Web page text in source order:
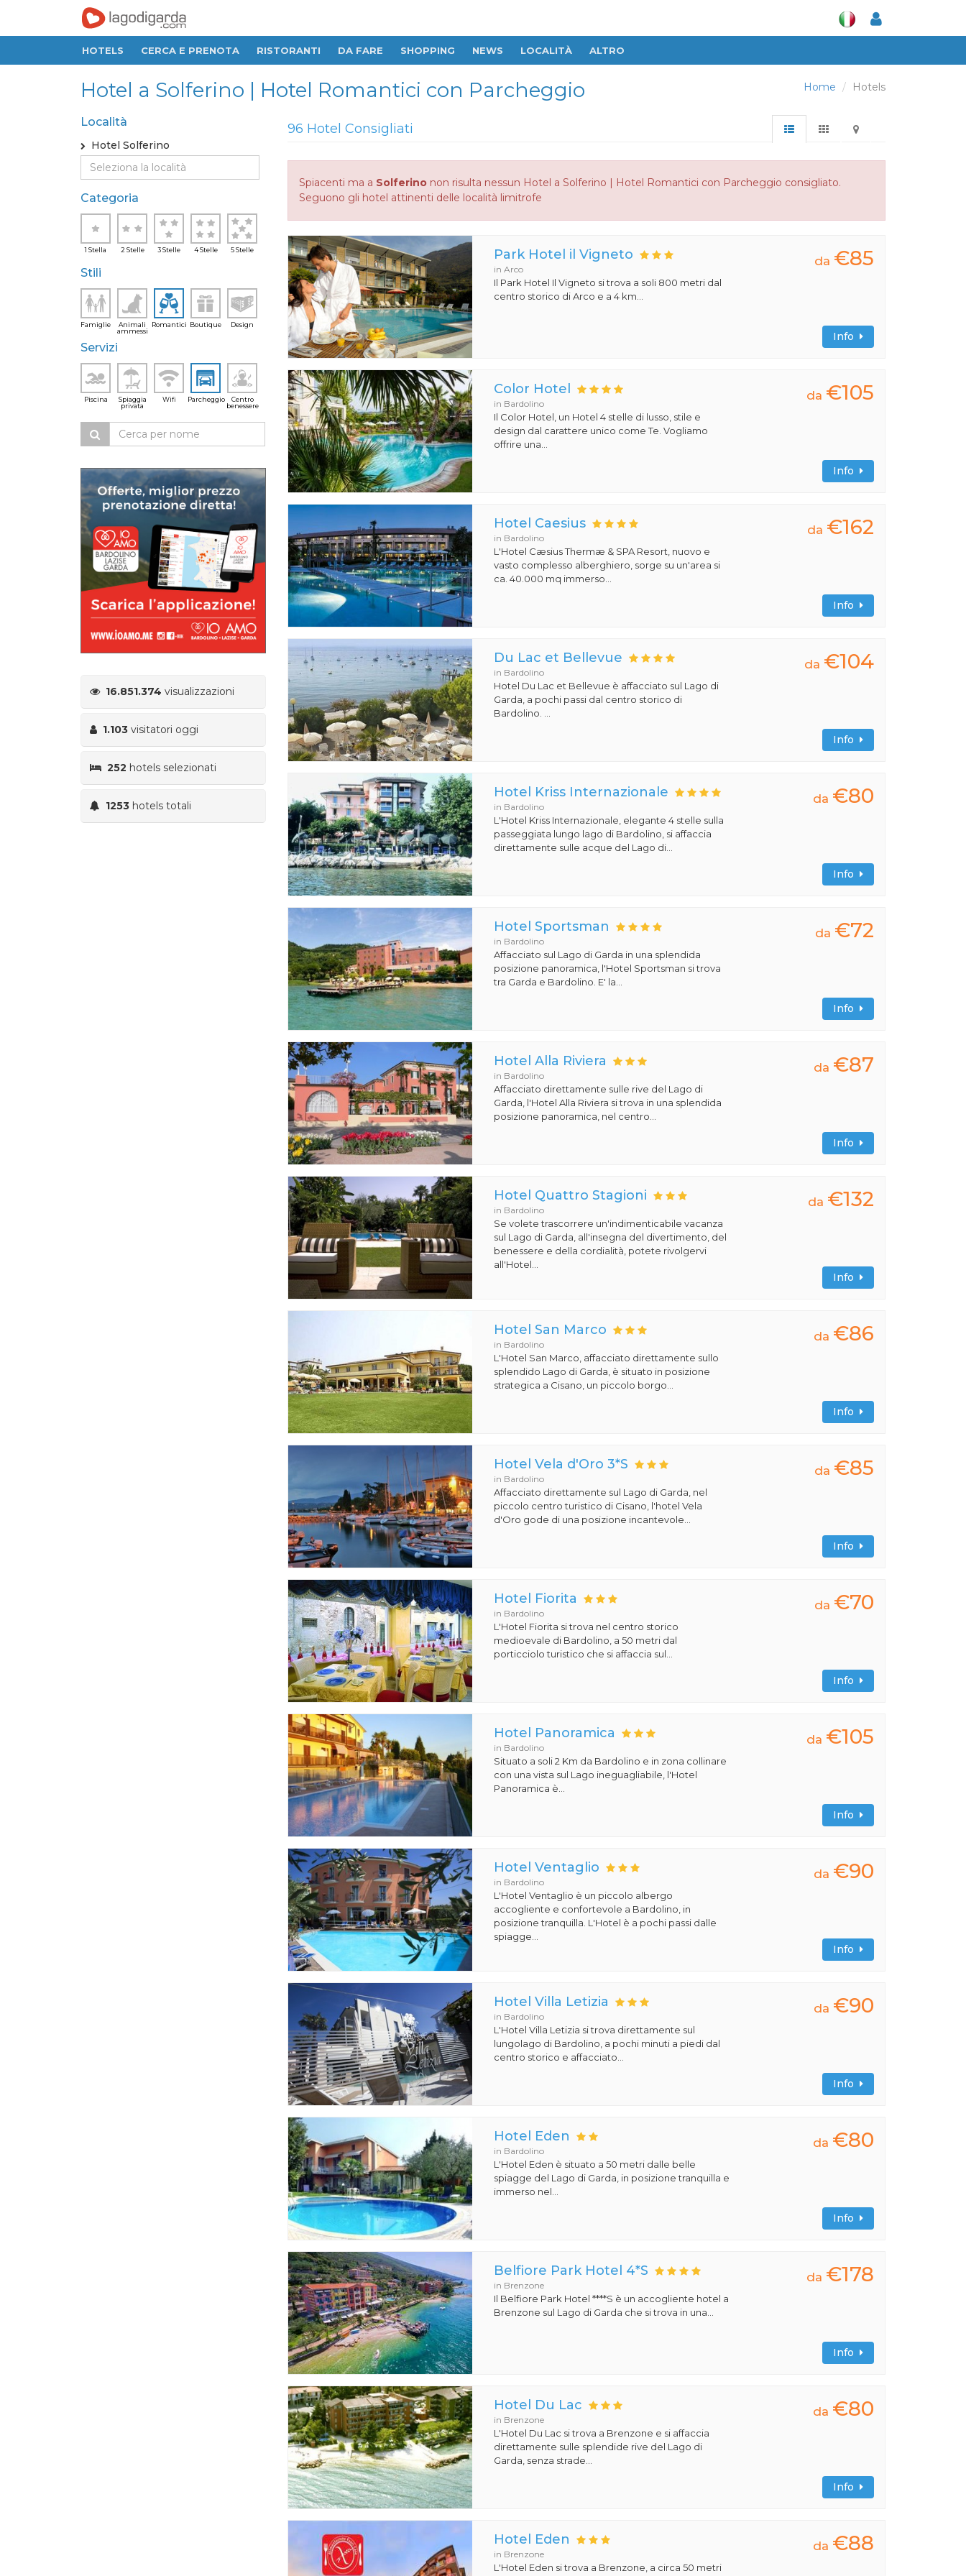
HOTELS CERCA E PRENOTA RISTORANTI DA FARE SHOPPING NEWS LOCALITÀ ALTRO
Home Hotels
Hotel a Solferino | Hotel Romantici con Parcheggio
Località
Hotel Solferino
Categoria
1 Stella 2 Stelle 3 Stelle 4 Stelle 5 Stelle
Stili
Famiglie
Animali
ammessi
Romantici Boutique Design
Servizi
Piscina
Spiaggia
privata
Wifi Parcheggio
Centro
benessere
16.851.374 visualizzazioni
1.103 visitatori oggi
252 hotels selezionati
1253 hotels totali
96 Hotel Consigliati
Spiacenti ma a Solferinonon risulta nessun Hotel a Solferino | Hotel Romantici con Parcheggio consigliato.
Seguono gli hotel attinenti delle località limitrofe
Park Hotel il Vigneto
in Arco
Il Park Hotel Il Vigneto si trova a soli 800 metri dal
centro storico di Arco e a 4 km...
da €85
Info
Color Hotel
in Bardolino
Il Color Hotel, un Hotel 4 stelle di lusso, stile e
design dal carattere unico come Te. Vogliamo
offrire una...
da €105
Info
Hotel Caesius
in Bardolino
L'Hotel Cæsius Thermæ & SPA Resort, nuovo e
vasto complesso alberghiero, sorge su un'area si
ca. 40.000 mq immerso...
da €162
Info
Du Lac et Bellevue
in Bardolino
Hotel Du Lac et Bellevue è affacciato sul Lago di
Garda, a pochi passi dal centro storico di
Bardolino. ...
da €104
Info
Hotel Kriss Internazionale
in Bardolino
L'Hotel Kriss Internazionale, elegante 4 stelle sulla
passeggiata lungo lago di Bardolino, si affaccia
direttamente sulle acque del Lago di...
da €80
Info
Hotel Sportsman
in Bardolino
Affacciato sul Lago di Garda in una splendida
posizione panoramica, l'Hotel Sportsman si trova
tra Garda e Bardolino. E' la...
da €72
Info
Hotel Alla Riviera
in Bardolino
Affacciato direttamente sulle rive del Lago di
Garda, l'Hotel Alla Riviera si trova in una splendida
posizione panoramica, nel centro...
da €87
Info
Hotel Quattro Stagioni
in Bardolino
Se volete trascorrere un'indimenticabile vacanza
sul Lago di Garda, all'insegna del divertimento, del
benessere e della cordialità, potete rivolgervi
all'Hotel...
da €132
Info
Hotel San Marco
in Bardolino
L'Hotel San Marco, affacciato direttamente sullo
splendido Lago di Garda, è situato in posizione
strategica a Cisano, un piccolo borgo...
da €86
Info
Hotel Vela d'Oro 3*S
in Bardolino
Affacciato direttamente sul Lago di Garda, nel
piccolo centro turistico di Cisano, l'hotel Vela
d'Oro gode di una posizione incantevole...
da €85
Info
Hotel Fiorita
in Bardolino
L'Hotel Fiorita si trova nel centro storico
medioevale di Bardolino, a 50 metri dal
porticciolo turistico che si affaccia sul...
da €70
Info
Hotel Panoramica
in Bardolino
Situato a soli 2 Km da Bardolino e in zona collinare
con una vista sul Lago ineguagliabile, l'Hotel
Panoramica è...
da €105
Info
Hotel Ventaglio
in Bardolino
L'Hotel Ventaglio è un piccolo albergo
accogliente e confortevole a Bardolino, in
posizione tranquilla. L'Hotel è a pochi passi dalle
spiagge...
da €90
Info
Hotel Villa Letizia
in Bardolino
L'Hotel Villa Letizia si trova direttamente sul
lungolago di Bardolino, a pochi minuti a piedi dal
centro storico e affacciato...
da €90
Info
Hotel Eden
in Bardolino
L'Hotel Eden è situato a 50 metri dalle belle
spiagge del Lago di Garda, in posizione tranquilla e
immerso nel...
da €80
Info
Belfiore Park Hotel 4*S
in Brenzone
Il Belfiore Park Hotel ****S è un accogliente hotel a
Brenzone sul Lago di Garda che si trova in una...
da €178
Info
Hotel Du Lac
in Brenzone
L'Hotel Du Lac si trova a Brenzone e si affaccia
direttamente sulle splendide rive del Lago di
Garda, senza strade...
da €80
Info
Hotel Eden
in Brenzone
L'Hotel Eden si trova a Brenzone, a circa 50 metri
da €88